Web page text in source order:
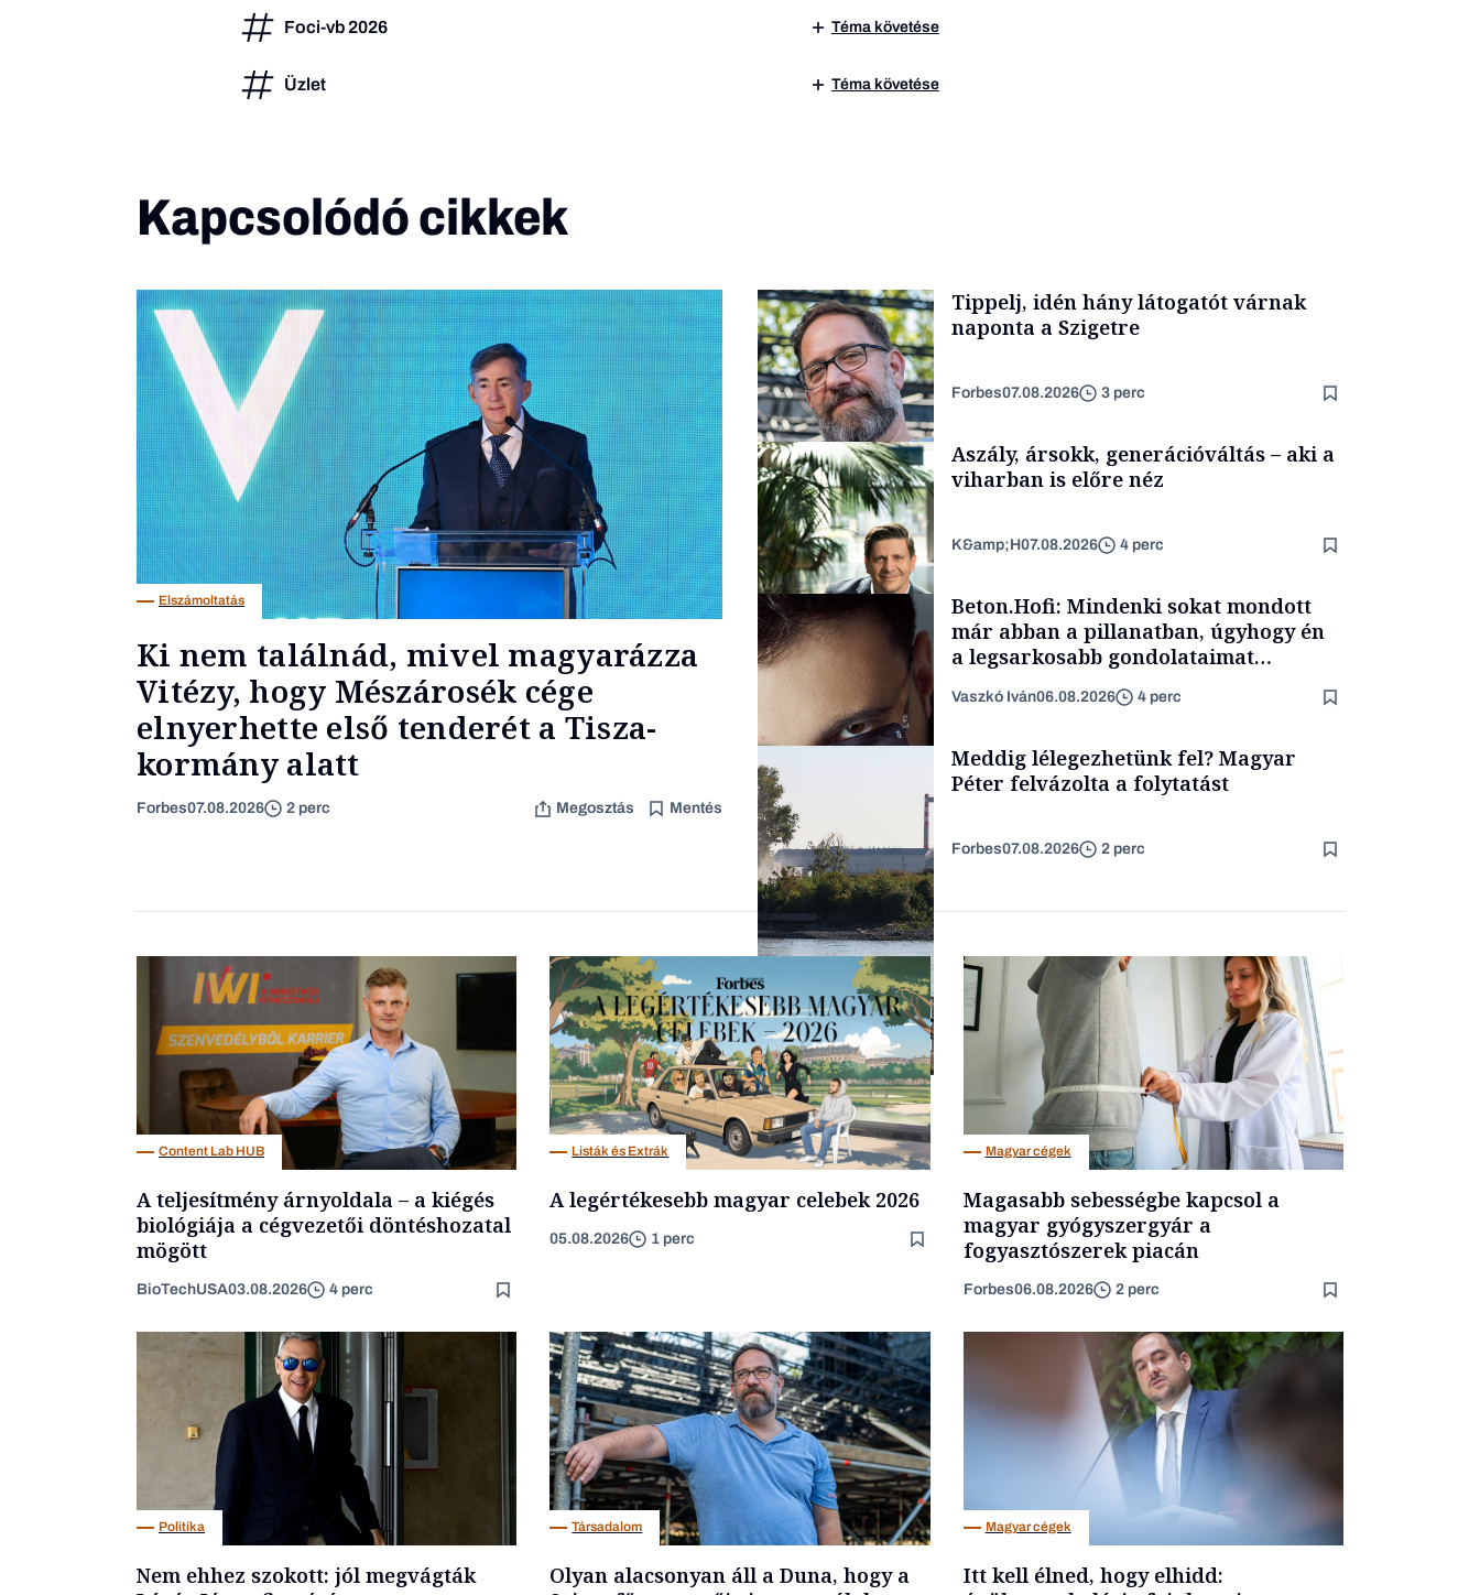
Foci-vb 2026 Téma követése
Üzlet Téma követése
Kapcsolódó cikkek
Elszámoltatás
Ki nem találnád, mivel magyarázza
Vitézy, hogy Mészárosék cége
elnyerhette első tenderét a Tisza-
kormány alatt
Forbes07.08.2026 2 perc Megosztás Mentés
Tippelj, idén hány látogatót várnak
naponta a Szigetre
Forbes07.08.2026 3 perc
TÁMOGATÓI
Aszály, ársokk, generációváltás – aki a
viharban is előre néz
K&amp;H07.08.2026 4 perc
Forbes-sztori
Beton.Hofi: Mindenki sokat mondott
már abban a pillanatban, úgyhogy én
a legsarkosabb gondolataimat
Vaszkó Iván06.08.2026 4 perc
Energia
Meddig lélegezhetünk fel? Magyar
Péter felvázolta a folytatást
Forbes07.08.2026 2 perc
Content Lab HUB
A teljesítmény árnyoldala – a kiégés
biológiája a cégvezetői döntéshozatal
mögött
BioTechUSA03.08.2026 4 perc
Listák és Extrák
A legértékesebb magyar celebek 2026
05.08.2026 1 perc
Magyar cégek
Magasabb sebességbe kapcsol a
magyar gyógyszergyár a
fogyasztószerek piacán
Forbes06.08.2026 2 perc
Politika
Nem ehhez szokott: jól megvágták
Társadalom
Olyan alacsonyan áll a Duna, hogy a
Magyar cégek
Itt kell élned, hogy elhidd: